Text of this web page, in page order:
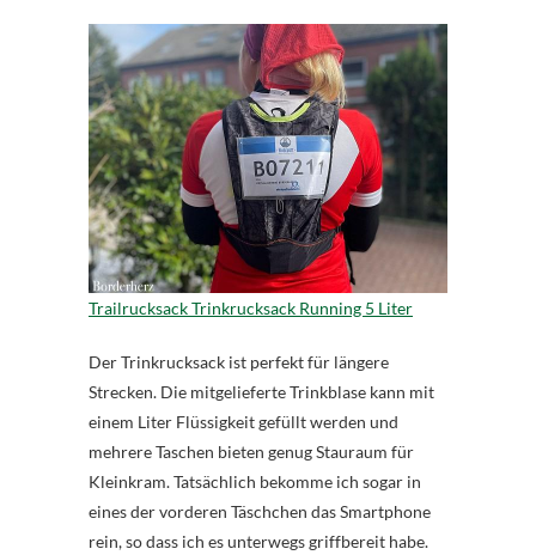
Trailrucksack Trinkrucksack Running 5 Liter
Der Trinkrucksack ist perfekt für längere
Strecken. Die mitgelieferte Trinkblase kann mit
einem Liter Flüssigkeit gefüllt werden und
mehrere Taschen bieten genug Stauraum für
Kleinkram. Tatsächlich bekomme ich sogar in
eines der vorderen Täschchen das Smartphone
rein, so dass ich es unterwegs griffbereit habe.